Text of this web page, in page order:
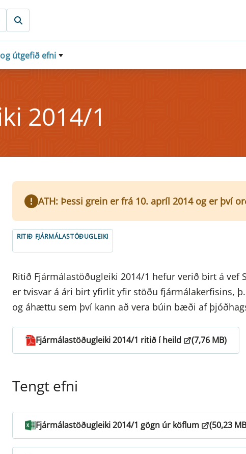
útgefið efni
2014/1
ATH: Þessi grein er frá 10. apríl 2014 og er því
RITIÐ FJÁRMÁLASTÖÐUGLEIKI
Ritið Fjármálastöðugleiki 2014/1 hefur verið birt á vef
er tvisvar á ári birt yfirlit yfir stöðu fjármálakerfisins,
og áhættu sem því kann að vera búin bæði af
Fjármálastöðugleiki 2014/1 ritið í heild (7,76 MB)
Tengt efni
Fjármálastöðugleiki 2014/1 gögn úr köflum (50,23